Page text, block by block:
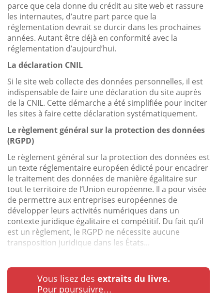
parce que cela donne du crédit au site web et rassure
les internautes, d’autre part parce que la
réglementation devrait se durcir dans les prochaines
années. Autant être déjà en conformité avec la
réglementation d’aujourd’hui.
La déclaration CNIL
Si le site web collecte des données personnelles, il est
indispensable de faire une déclaration du site auprès
de la CNIL. Cette démarche a été simplifiée pour inciter
les sites à faire cette déclaration systématiquement.
Le règlement général sur la protection des données
(RGPD)
Le règlement général sur la protection des données est
un texte réglementaire européen édicté pour encadrer
le traitement des données de manière égalitaire sur
tout le territoire de l’Union européenne. Il a pour visée
de permettre aux entreprises européennes de
développer leurs activités numériques dans un
contexte juridique égalitaire et compétitif. Du fait qu’il
est un règlement, le RGPD ne nécessite aucune
transposition juridique dans les États...
Vous lisez des extraits du livre.
Pour poursuivre…